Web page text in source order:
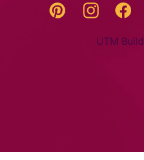
Pinterest Instagram
UTM